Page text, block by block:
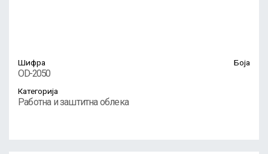
Шифра
OD-2050
Боја
Категорија
Работна и заштитна облека